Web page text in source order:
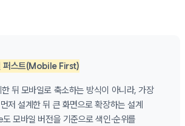
퍼스트(Mobile First)
뒤 모바일로 축소하는 방식이 아니라, 가장
저 설계한 뒤 큰 화면으로 확장하는 설계
모바일 버전을 기준으로 색인·순위를